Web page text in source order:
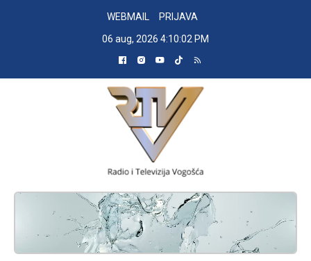
WEBMAIL
PRIJAVA
06 aug, 2026 4:10:03 PM
RADIO TELEVIZIJA VOGOŠĆA